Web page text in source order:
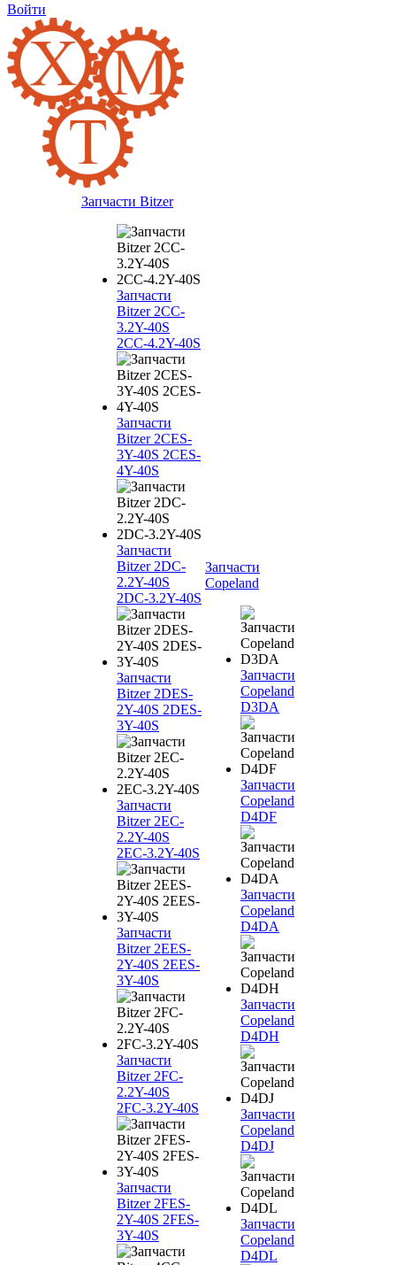
Войти
Запчасти Bitzer
Запчасти
Bitzer 2CC-
3.2Y-40S
2CC-4.2Y-40S
Запчасти
Bitzer 2CES-
3Y-40S 2CES-
4Y-40S
Запчасти
Bitzer 2DC-
2.2Y-40S
2DC-3.2Y-40S
Запчасти
Bitzer 2DES-
2Y-40S 2DES-
3Y-40S
Запчасти
Bitzer 2EC-
2.2Y-40S
2EC-3.2Y-40S
Запчасти
Bitzer 2EES-
2Y-40S 2EES-
3Y-40S
Запчасти
Bitzer 2FC-
2.2Y-40S
2FC-3.2Y-40S
Запчасти
Bitzer 2FES-
2Y-40S 2FES-
3Y-40S
Запчасти
Copeland
Запчасти
Copeland
D3DA
Запчасти
Copeland
D4DF
Запчасти
Copeland
D4DA
Запчасти
Copeland
D4DH
Запчасти
Copeland
D4DJ
Запчасти
Copeland
D4DL